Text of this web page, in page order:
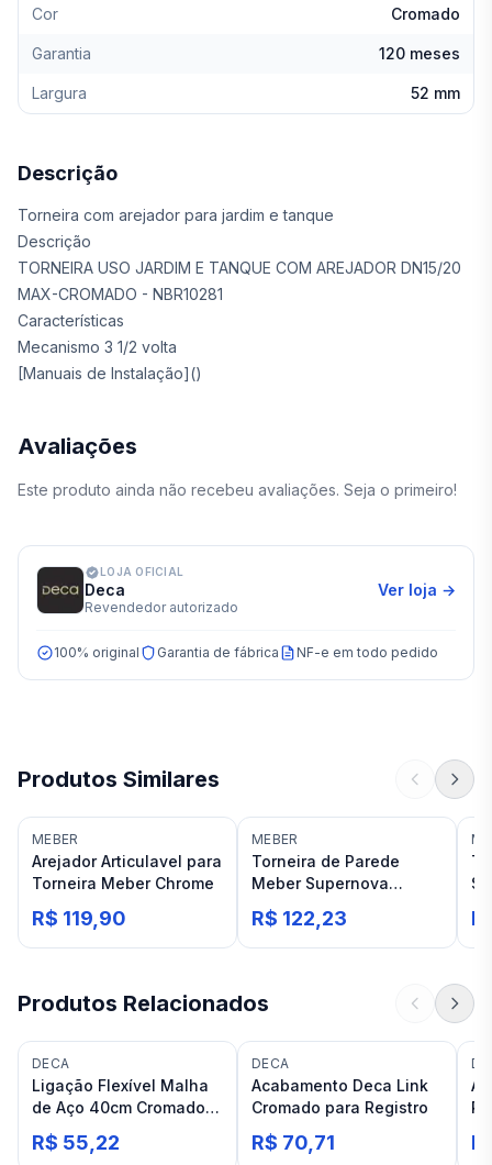
Cor Cromado
Garantia 120 meses
Largura 52 mm
Descrição
Torneira com arejador para jardim e tanque
Descrição
TORNEIRA USO JARDIM E TANQUE COM AREJADOR DN15/20
MAX-CROMADO - NBR10281
Características
Mecanismo 3 1/2 volta
[Manuais de Instalação]()
Avaliações
Este produto ainda não recebeu avaliações. Seja o primeiro!
LOJA OFICIAL
Deca
Revendedor autorizado
Ver loja →
100% original Garantia de fábrica NF-e em todo pedido
Produtos Similares
MEBER
Arejador Articulavel para
Torneira Meber Chrome
R$ 119,90
MEBER
Torneira de Parede
Meber Supernova
Jardim 1128 U C 21
Cromada
R$ 122,23
Produtos Relacionados
DECA
Ligação Flexível Malha
de Aço 40cm Cromado
Deca
R$ 55,22
DECA
Acabamento Deca Link
Cromado para Registro
R$ 70,71